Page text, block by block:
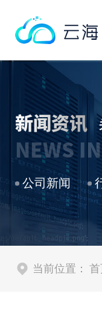
新闻资讯
NEWS
公司新闻
当前位置： 首